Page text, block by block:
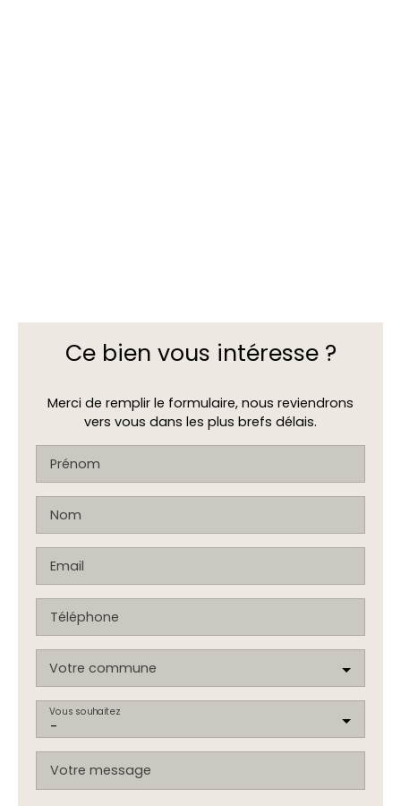
Ce bien vous intéresse ?
Merci de remplir le formulaire, nous reviendrons
vers vous dans les plus brefs délais.
Prénom
Nom
Email
Téléphone
Votre commune
-
Vous souhaitez
Votre message